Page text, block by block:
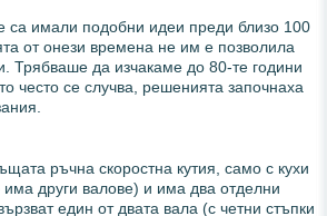
са имали подобни идеи преди близо 100
от онези времена не им е позволила
Трябваше да изчакаме до 80-те години
често се случва, решенията започнаха
ръчна скоростна кутия, само с кухи
има други валове) и има два отделни
един от двата вала (с четни стъпки